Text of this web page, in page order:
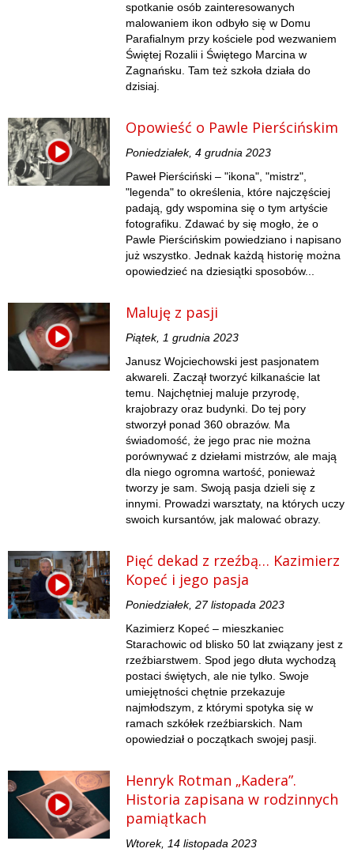
spotkanie osób zainteresowanych
malowaniem ikon odbyło się w Domu
Parafialnym przy kościele pod wezwaniem
Świętej Rozalii i Świętego Marcina w
Zagnańsku. Tam też szkoła działa do
dzisiaj.
Opowieść o Pawle Pierścińskim
Poniedziałek, 4 grudnia 2023
Paweł Pierściński – "ikona", "mistrz",
"legenda" to określenia, które najczęściej
padają, gdy wspomina się o tym artyście
fotografiku. Zdawać by się mogło, że o
Pawle Pierścińskim powiedziano i napisano
już wszystko. Jednak każdą historię można
opowiedzieć na dziesiątki sposobów...
Maluję z pasji
Piątek, 1 grudnia 2023
Janusz Wojciechowski jest pasjonatem
akwareli. Zaczął tworzyć kilkanaście lat
temu. Najchętniej maluje przyrodę,
krajobrazy oraz budynki. Do tej pory
stworzył ponad 360 obrazów. Ma
świadomość, że jego prac nie można
porównywać z dziełami mistrzów, ale mają
dla niego ogromna wartość, ponieważ
tworzy je sam. Swoją pasja dzieli się z
innymi. Prowadzi warsztaty, na których uczy
swoich kursantów, jak malować obrazy.
Pięć dekad z rzeźbą… Kazimierz
Kopeć i jego pasja
Poniedziałek, 27 listopada 2023
Kazimierz Kopeć – mieszkaniec
Starachowic od blisko 50 lat związany jest z
rzeźbiarstwem. Spod jego dłuta wychodzą
postaci świętych, ale nie tylko. Swoje
umiejętności chętnie przekazuje
najmłodszym, z którymi spotyka się w
ramach szkółek rzeźbiarskich. Nam
opowiedział o początkach swojej pasji.
Henryk Rotman „Kadera”.
Historia zapisana w rodzinnych
pamiątkach
Wtorek, 14 listopada 2023